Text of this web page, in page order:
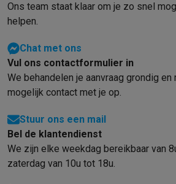
Ons team staat klaar om je zo snel
helpen.
Chat met ons
Vul ons contactformulier in
We behandelen je aanvraag grondig
mogelijk contact met je op.
Stuur ons een mail
Bel de klantendienst
We zijn elke weekdag bereikbaar van
zaterdag van 10u tot 18u.